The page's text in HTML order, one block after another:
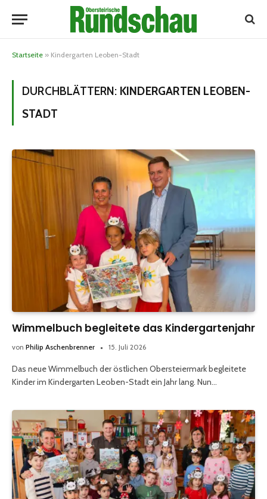
Startseite » Kindergarten Leoben-Stadt
DURCHBLÄTTERN: KINDERGARTEN LEOBEN-
STADT
Wimmelbuch begleitete das Kindergartenjahr
von Philip Aschenbrenner 15. Juli 2026
Das neue Wimmelbuch der östlichen Obersteiermark begleitete
Kinder im Kindergarten Leoben-Stadt ein Jahr lang. Nun…